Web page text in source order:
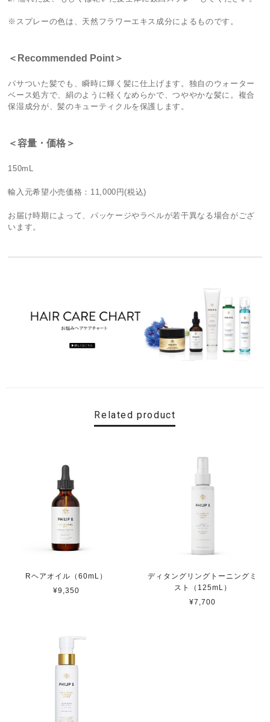
※スプレーの色は、天然フラワーエキス成分によるものです。
＜Recommended Point＞
パサついた髪でも、瞬時に輝く髪に仕上げます。独自のウォーター
ベース処方で、絹のように軽くなめらかで、つややかな髪に。複合
保湿成分が、髪のキューティクルを保護します。
＜容量・価格＞
150mL
輸入元希望小売価格：11,000円(税込)
お届け時期によって、パッケージやラベルが若干異なる場合がござ
います。
Related product
Rヘアオイル（60mL）
¥9,350
ディタングリングトーニングミ
スト（125mL）
¥7,700